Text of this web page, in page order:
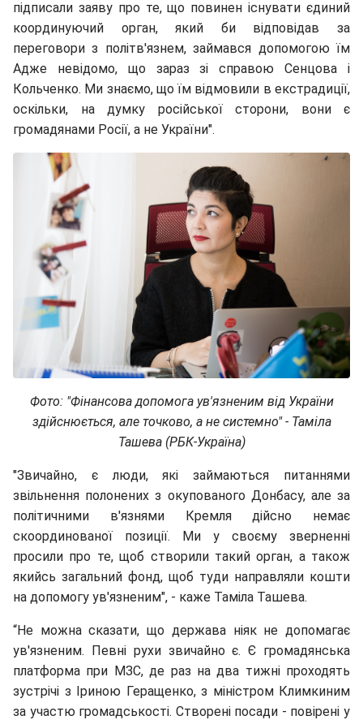
підписали заяву про те, що повинен існувати єдиний
координуючий орган, який би відповідав за
переговори з політв'язнем, займався допомогою їм
Адже невідомо, що зараз зі справою Сенцова і
Кольченко. Ми знаємо, що їм відмовили в екстрадиції,
оскільки, на думку російської сторони, вони є
громадянами Росії, а не України".
Фото: "Фінансова допомога ув'язненим від України
здійснюється, але точково, а не системно" - Таміла
Ташева (РБК-Україна)
"Звичайно, є люди, які займаються питаннями
звільнення полонених з окупованого Донбасу, але за
політичними в'язнями Кремля дійсно немає
скоординованої позиції. Ми у своєму зверненні
просили про те, щоб створили такий орган, а також
якийсь загальний фонд, щоб туди направляли кошти
на допомогу ув'язненим", - каже Таміла Ташева.
“Не можна сказати, що держава ніяк не допомагає
ув'язненим. Певні рухи звичайно є. Є громадянська
платформа при МЗС, де раз на два тижні проходять
зустрічі з Іриною Геращенко, з міністром Климкиним
за участю громадськості. Створені посади - повірені у